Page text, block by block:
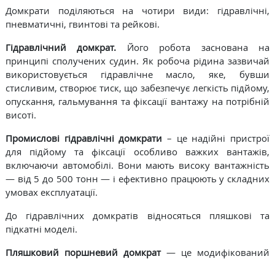
Домкрати поділяються на чотири види: гідравлічні,
пневматичні, гвинтові та рейкові.
Гідравлічний домкрат. Його робота заснована на
принципі сполучених судин. Як робоча рідина зазвичай
використовується гідравлічне масло, яке, бувши
стисливим, створює тиск, що забезпечує легкість підйому,
опускання, гальмування та фіксації вантажу на потрібній
висоті.
Промислові гідравлічні домкрати – це надійні пристрої
для підйому та фіксації особливо важких вантажів,
включаючи автомобілі. Вони мають високу вантажність
— від 5 до 500 тонн — і ефективно працюють у складних
умовах експлуатації.
До гідравлічних домкратів відносяться пляшкові та
підкатні моделі.
Пляшковий поршневий домкрат — це модифікований